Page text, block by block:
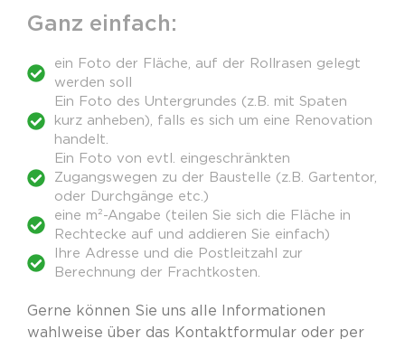
Ganz einfach:
ein Foto der Fläche, auf der Rollrasen gelegt
werden soll
Ein Foto des Untergrundes (z.B. mit Spaten
kurz anheben), falls es sich um eine Renovation
handelt.
Ein Foto von evtl. eingeschränkten
Zugangswegen zu der Baustelle (z.B. Gartentor,
oder Durchgänge etc.)
eine m²-Angabe (teilen Sie sich die Fläche in
Rechtecke auf und addieren Sie einfach)
Ihre Adresse und die Postleitzahl zur
Berechnung der Frachtkosten.
Gerne können Sie uns alle Informationen
wahlweise über das Kontaktformular oder per